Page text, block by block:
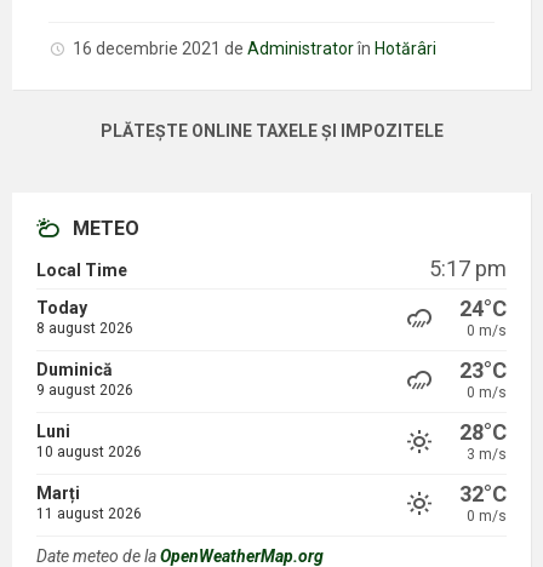
16 decembrie 2021 de Administratorîn Hotărâri
PLĂTEȘTE ONLINE TAXELE ȘI IMPOZITELE
METEO
Local Time 5:17 pm
Today
8 august 2026
24°C
0 m/s
Duminică
9 august 2026
23°C
0 m/s
Luni
10 august 2026
28°C
3 m/s
Marți
11 august 2026
32°C
0 m/s
Date meteo de laOpenWeatherMap.org